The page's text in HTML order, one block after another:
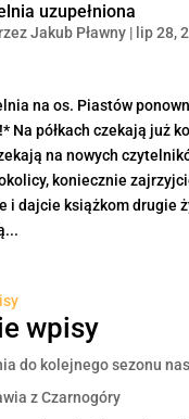
uzupełniona
Jakub Pławny| lip 28,
na os. Piastów
Na półkach czekają już
na nowych
koniecznie
i dajcie książkom drugie
wpisy
do kolejnego sezonu
z Czarnogóry